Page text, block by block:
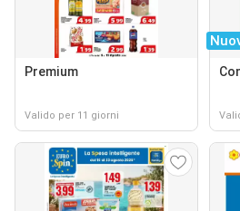
Premium
Valido per 11 giorni